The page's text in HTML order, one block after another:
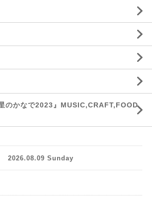
のかなで2023』MUSIC,CRAFT,FOOD
2026.08.09 Sunday